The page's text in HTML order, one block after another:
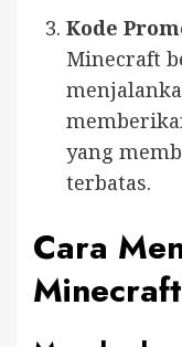
Kode
Minecraft
yang
terbatas.
Cara
Minecraft